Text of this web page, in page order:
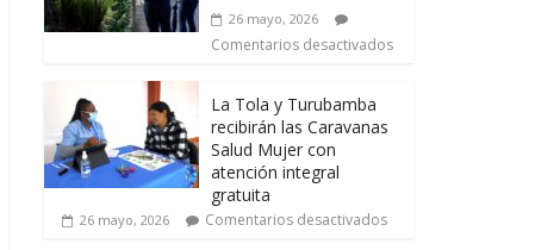
26 mayo, 2026
Comentarios desactivados
La Tola y Turubamba
recibirán las Caravanas
Salud Mujer con
atención integral
gratuita
26 mayo, 2026 Comentarios desactivados